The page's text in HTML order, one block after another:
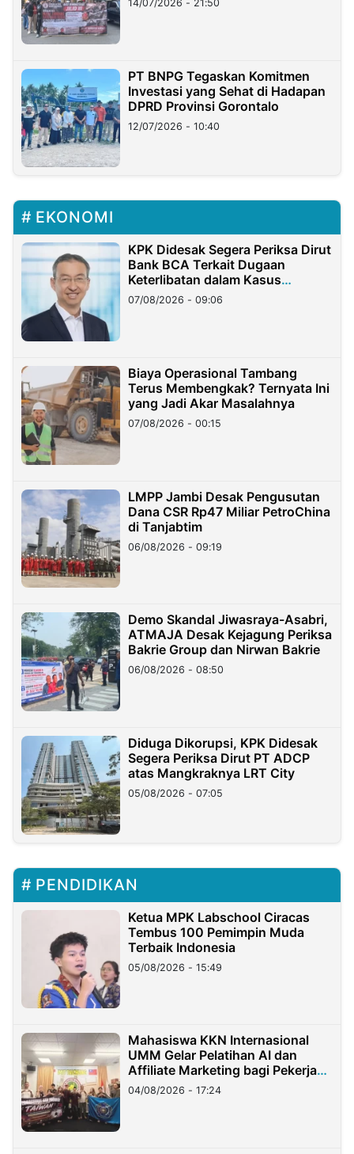
14/07/2026 - 21:50
PT BNPG Tegaskan Komitmen
Investasi yang Sehat di Hadapan
DPRD Provinsi Gorontalo
12/07/2026 - 10:40
EKONOMI
KPK Didesak Segera Periksa Dirut
Bank BCA Terkait Dugaan
Keterlibatan dalam Kasus
Hilangnya Dana Nasabah Rp2,58
Miliar
07/08/2026 - 09:06
Biaya Operasional Tambang
Terus Membengkak? Ternyata Ini
yang Jadi Akar Masalahnya
07/08/2026 - 00:15
LMPP Jambi Desak Pengusutan
Dana CSR Rp47 Miliar PetroChina
di Tanjabtim
06/08/2026 - 09:19
Demo Skandal Jiwasraya-Asabri,
ATMAJA Desak Kejagung Periksa
Bakrie Group dan Nirwan Bakrie
06/08/2026 - 08:50
Diduga Dikorupsi, KPK Didesak
Segera Periksa Dirut PT ADCP
atas Mangkraknya LRT City
05/08/2026 - 07:05
PENDIDIKAN
Ketua MPK Labschool Ciracas
Tembus 100 Pemimpin Muda
Terbaik Indonesia
05/08/2026 - 15:49
Mahasiswa KKN Internasional
UMM Gelar Pelatihan AI dan
Affiliate Marketing bagi Pekerja
Migran Indonesia di Taiwan
04/08/2026 - 17:24